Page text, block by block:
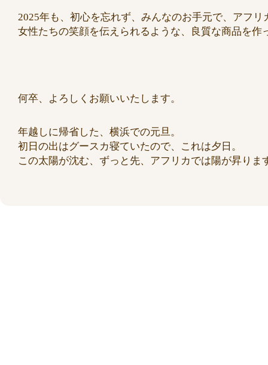
2025年も、初心を忘れず、みんなのお手元で、アフリ
女性たちの笑顔を伝えられるような、良質な商品を作
何卒、よろしくお願いいたします。
年越しに帰省した、横浜での元旦。
初日の出はグースカ寝ていたので、これは夕日。
この太陽が沈む、ずっと先、アフリカでは陽が昇りま